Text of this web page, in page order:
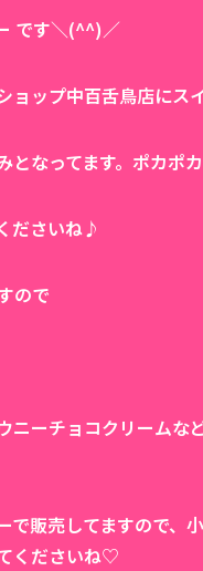
です＼(^^)／
ョップ中百舌鳥店にス
となってます。ポカポ
ださいね♪
ので
ニーチョコクリームな
販売してますので、
くださいね♡